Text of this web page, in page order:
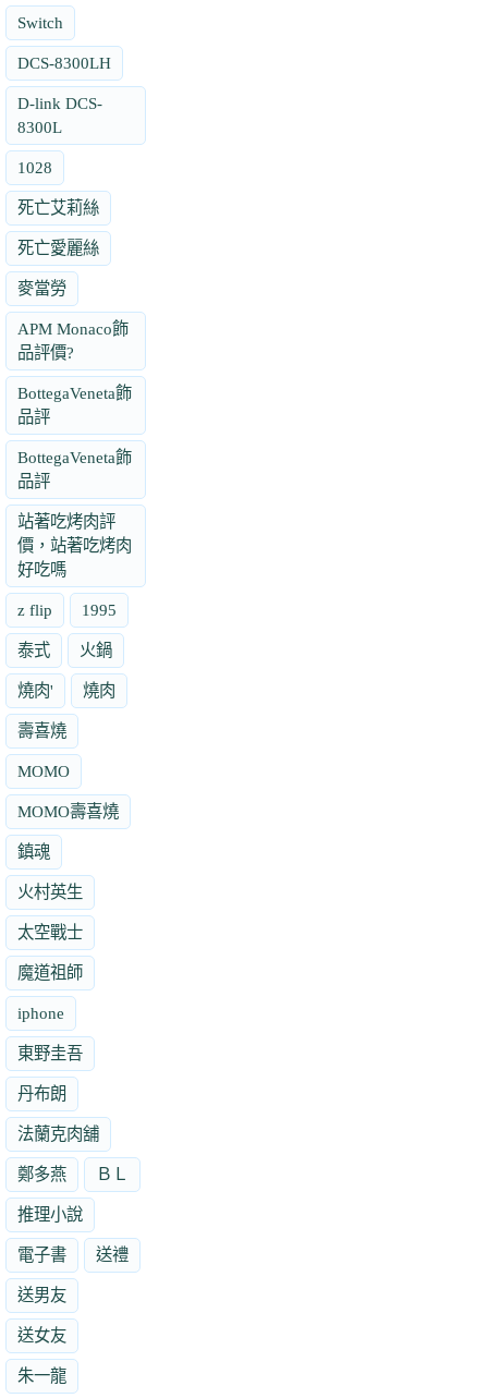
Switch
DCS-8300LH
D-link DCS-
8300L
1028
死亡艾莉絲
死亡愛麗絲
麥當勞
APM Monaco飾
品評價?
BottegaVeneta飾
品評
BottegaVeneta飾
品評
站著吃烤肉評
價，站著吃烤肉
好吃嗎
z flip 1995
泰式 火鍋
燒肉' 燒肉
壽喜燒
MOMO
MOMO壽喜燒
鎮魂
火村英生
太空戰士
魔道祖師
iphone
東野圭吾
丹布朗
法蘭克肉舖
鄭多燕 ＢＬ
推理小說
電子書 送禮
送男友
送女友
朱一龍